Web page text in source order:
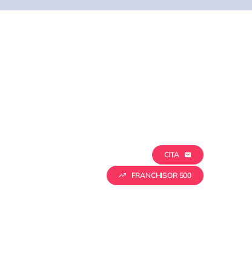
CITA
FRANCHISOR 500